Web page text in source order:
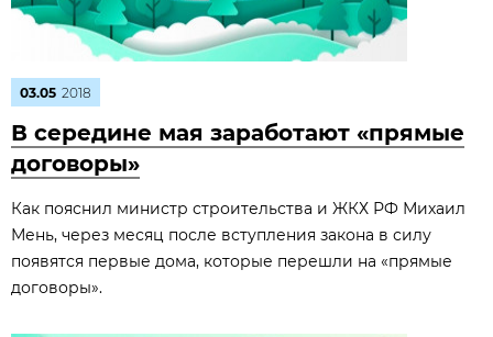
03.05 2018
В середине мая заработают «прямые
договоры»
Как пояснил министр строительства и ЖКХ РФ Михаил
Мень, через месяц после вступления закона в силу
появятся первые дома, которые перешли на «прямые
договоры».